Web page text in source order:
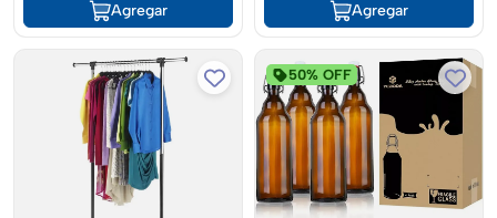
Agregar Agregar
50% OFF